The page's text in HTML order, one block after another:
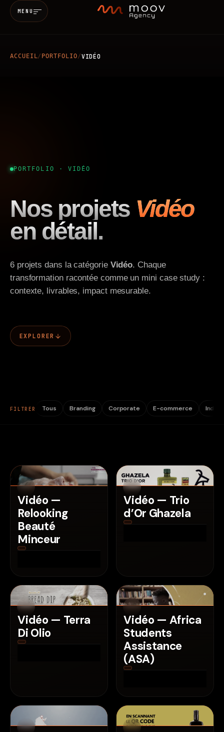
MENU
Accueil
Réalisations
Blog
Contact
ACCUEIL/ PORTFOLIO/VIDÉO
PORTFOLIO · VIDÉO
Nos projets Vidéo
en détail.
6 projets dans la catégorie Vidéo. Chaque
transformation racontée comme un mini case study :
contexte, livrables, impact mesurable.
EXPLORER
FILTRER Tous Branding Corporate E-commerce
Vidéo —
Relooking
Beauté
Minceur
Vidéo — Trio
d’Or Ghazela
Vidéo — Terra
Di Olio
Vidéo — Africa
Students
Assistance
(ASA)